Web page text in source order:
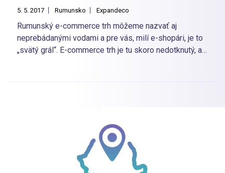
5. 5. 2017 Rumunsko Expandeco
Rumunský e-commerce trh môžeme nazvať aj
neprebádanými vodami a pre vás, milí e-shopári, je to
„svätý grál“. E-commerce trh je tu skoro nedotknutý, a